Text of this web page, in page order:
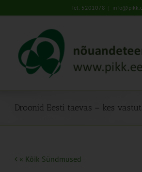
to
Tel: 5201078 |
Droonid Eesti taevas – kes
« Kõik Sündmused